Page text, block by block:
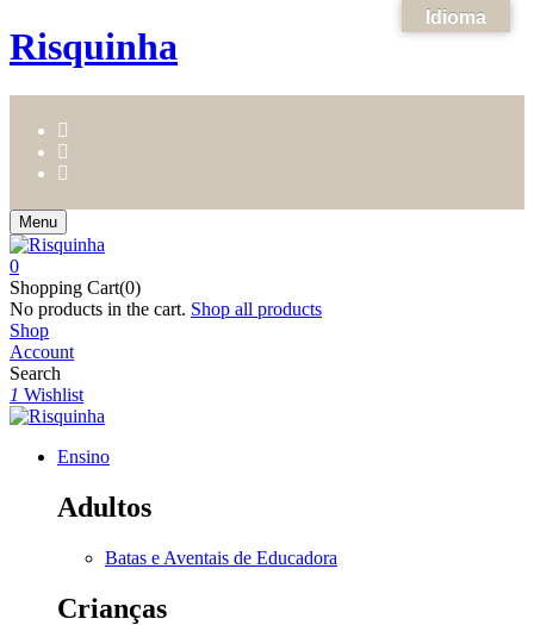
Risquinha
Menu
0
Shopping Cart(0)
No products in the cart. Shop all products
Shop
Account
Search
1 Wishlist
Ensino
Adultos
Batas e Aventais de Educadora
Crianças
Idioma